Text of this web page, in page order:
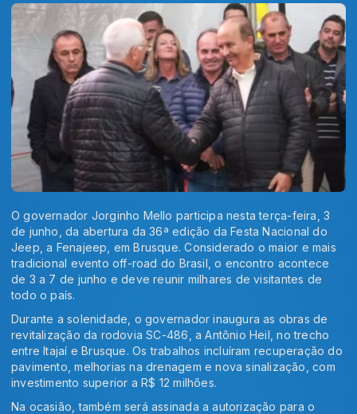
O governador Jorginho Mello participa nesta terça-feira, 3
de junho, da abertura da 36ª edição da Festa Nacional do
Jeep, a Fenajeep, em Brusque. Considerado o maior e mais
tradicional evento off-road do Brasil, o encontro acontece
de 3 a 7 de junho e deve reunir milhares de visitantes de
todo o país.
Durante a solenidade, o governador inaugura as obras de
revitalização da rodovia SC-486, a Antônio Heil, no trecho
entre Itajaí e Brusque. Os trabalhos incluíram recuperação do
pavimento, melhorias na drenagem e nova sinalização, com
investimento superior a R$ 12 milhões.
Na ocasião, também será assinada a autorização para o